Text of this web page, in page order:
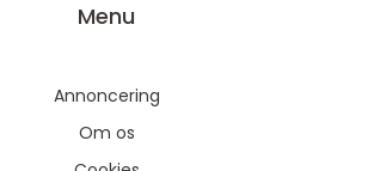
Menu
Annoncering
Om os